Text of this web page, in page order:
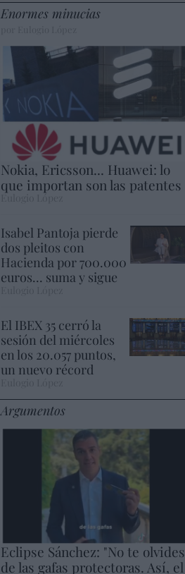
Enormes minucias
Nokia, Ericsson... Huawei: lo
que importan son las patentes
Eulogio López
Isabel Pantoja pierde
dos pleitos con
Hacienda por 700.000
euros... suma y sigue
El IBEX 35 cerró la
sesión del miércoles
en los 20.057 puntos,
un nuevo récord
Argumentos
Eclipse Sánchez: "No te olvides
de las gafas protectoras. Así, el